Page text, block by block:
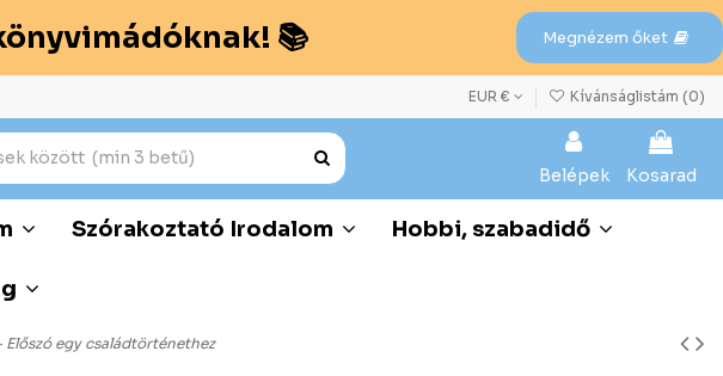
📚 Megnézem őket
EUR € Kívánságlistám (0)
Belépek Kosarad
Szórakoztató Irodalom Hobbi, szabadidő
egy családtörténethez